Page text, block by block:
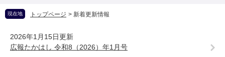
現在地 トップページ > 新着更新情報
2026年1月15日更新
広報たかはし 令和8（2026）年1月号